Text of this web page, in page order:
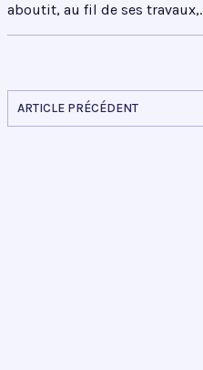
aboutit, au fil de ses travaux,.
ARTICLE PRÉCÉDENT